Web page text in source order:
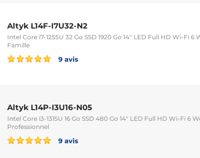
Altyk L14F-I7U32-N2
Intel Core i7-1255U 32 Go SSD 1920 Go 14" LED Full HD Wi-Fi 6
Famille
9 avis
Altyk L14P-I3U16-N05
Intel Core i3-1315U 16 Go SSD 480 Go 14" LED Full HD Wi-Fi 6
Professionnel
9 avis